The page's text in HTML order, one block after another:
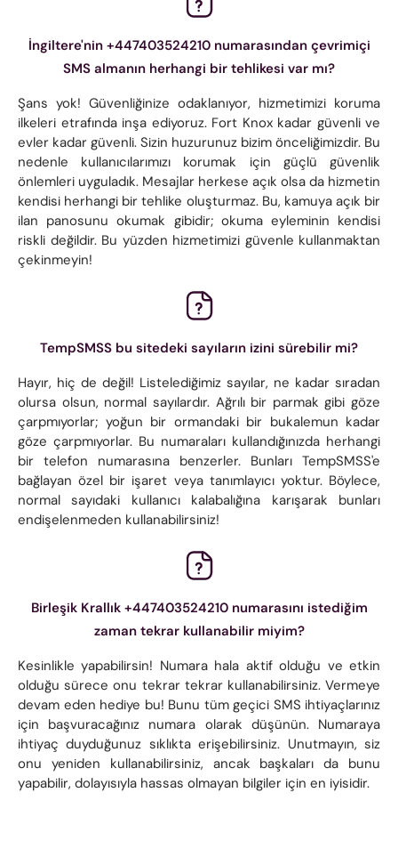
İngiltere'nin +447403524210 numarasından çevrimiçi
SMS almanın herhangi bir tehlikesi var mı?
Şans yok! Güvenliğinize odaklanıyor, hizmetimizi koruma
ilkeleri etrafında inşa ediyoruz. Fort Knox kadar güvenli ve
evler kadar güvenli. Sizin huzurunuz bizim önceliğimizdir. Bu
nedenle kullanıcılarımızı korumak için güçlü güvenlik
önlemleri uyguladık. Mesajlar herkese açık olsa da hizmetin
kendisi herhangi bir tehlike oluşturmaz. Bu, kamuya açık bir
ilan panosunu okumak gibidir; okuma eyleminin kendisi
riskli değildir. Bu yüzden hizmetimizi güvenle kullanmaktan
çekinmeyin!
TempSMSS bu sitedeki sayıların izini sürebilir mi?
Hayır, hiç de değil! Listelediğimiz sayılar, ne kadar sıradan
olursa olsun, normal sayılardır. Ağrılı bir parmak gibi göze
çarpmıyorlar; yoğun bir ormandaki bir bukalemun kadar
göze çarpmıyorlar. Bu numaraları kullandığınızda herhangi
bir telefon numarasına benzerler. Bunları TempSMSS'e
bağlayan özel bir işaret veya tanımlayıcı yoktur. Böylece,
normal sayıdaki kullanıcı kalabalığına karışarak bunları
endişelenmeden kullanabilirsiniz!
Birleşik Krallık +447403524210 numarasını istediğim
zaman tekrar kullanabilir miyim?
Kesinlikle yapabilirsin! Numara hala aktif olduğu ve etkin
olduğu sürece onu tekrar tekrar kullanabilirsiniz. Vermeye
devam eden hediye bu! Bunu tüm geçici SMS ihtiyaçlarınız
için başvuracağınız numara olarak düşünün. Numaraya
ihtiyaç duyduğunuz sıklıkta erişebilirsiniz. Unutmayın, siz
onu yeniden kullanabilirsiniz, ancak başkaları da bunu
yapabilir, dolayısıyla hassas olmayan bilgiler için en iyisidir.